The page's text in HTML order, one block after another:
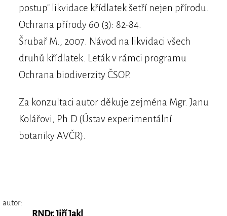
postup" likvidace křídlatek šetří nejen přírodu.
Ochrana přírody 60 (3): 82-84.
Šrubař M., 2007. Návod na likvidaci všech
druhů křídlatek. Leták v rámci programu
Ochrana biodiverzity ČSOP.
Za konzultaci autor děkuje zejména Mgr. Janu
Kolářovi, Ph.D (Ústav experimentální
botaniky AVČR).
autor:
RNDr. Jiří Jakl